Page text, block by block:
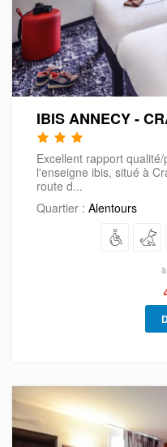
IBIS ANNECY -
Excellent rapport
l'enseigne ibis, situé à
route d...
Quartier : Alentours